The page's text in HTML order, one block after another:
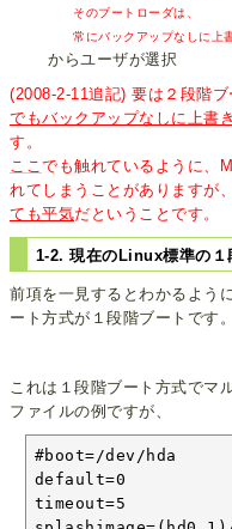
そのブートローダは、
常にバックアップなしに上
からユーザが選択
(2008-2-11追記) 要は２段階ブ
でもバックアップなしに上書
す。
ここでも触れているように、
れてしまうことがありますが
ても平気だということです。
1-2. 現在のLinux標準の１
前項を一見するとわかるよう
ート方式が１段階ブートです。
これは１段階ブート方式でマ
ファイルの例ですが、
#boot=/dev/hda
default=0
timeout=5